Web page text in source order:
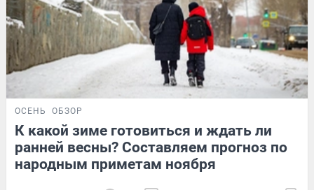
ОСЕНЬ ОБЗОР
К какой зиме готовиться и ждать ли
ранней весны? Составляем прогноз по
народным приметам ноября